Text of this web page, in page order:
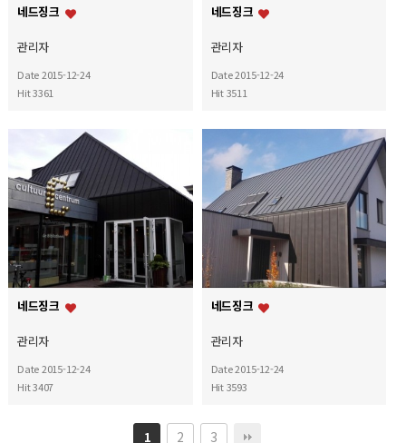
네드징크
관리자
Date 2015-12-24
Hit 3361
네드징크
관리자
Date 2015-12-24
Hit 3511
네드징크
관리자
Date 2015-12-24
Hit 3407
네드징크
관리자
Date 2015-12-24
Hit 3593
1 2 3